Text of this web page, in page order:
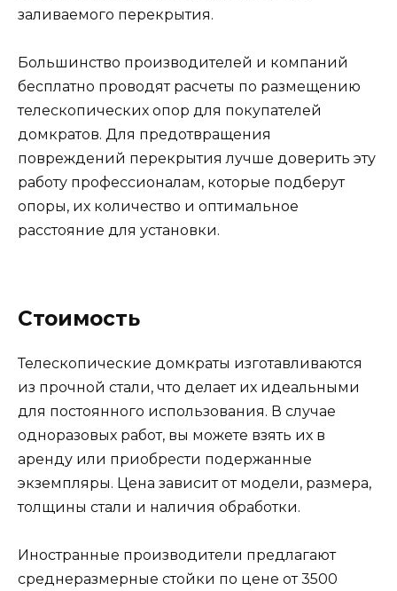
заливаемого перекрытия.
Большинство производителей и компаний
бесплатно проводят расчеты по размещению
телескопических опор для покупателей
домкратов. Для предотвращения
повреждений перекрытия лучше доверить эту
работу профессионалам, которые подберут
опоры, их количество и оптимальное
расстояние для установки.
Стоимость
Телескопические домкраты изготавливаются
из прочной стали, что делает их идеальными
для постоянного использования. В случае
одноразовых работ, вы можете взять их в
аренду или приобрести подержанные
экземпляры. Цена зависит от модели, размера,
толщины стали и наличия обработки.
Иностранные производители предлагают
среднеразмерные стойки по цене от 3500